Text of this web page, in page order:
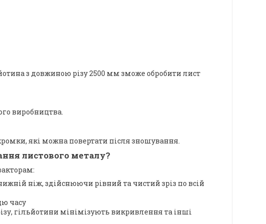
з довжиною різу 2500 мм зможе обробити лист
виробництва.
які можна повертати після зношування.
листового металу?
ніж, здійснюючи рівний та чистий зріз по всій
часу
гільйотини мінімізують викривлення та інші